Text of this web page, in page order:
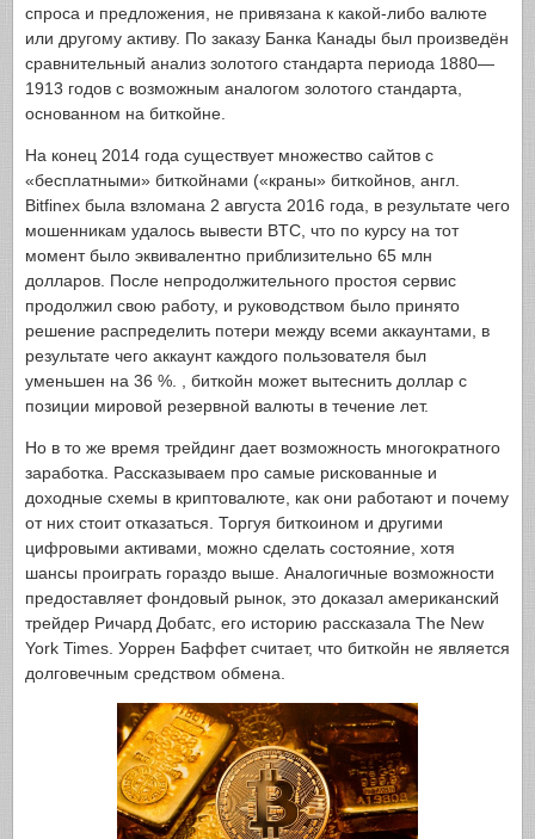
спроса и предложения, не привязана к какой-либо валюте
или другому активу. По заказу Банка Канады был произведён
сравнительный анализ золотого стандарта периода 1880—
1913 годов с возможным аналогом золотого стандарта,
основанном на биткойне.
На конец 2014 года существует множество сайтов с
«бесплатными» биткойнами («краны» биткойнов, англ.
Bitfinex была взломана 2 августа 2016 года, в результате чего
мошенникам удалось вывести BTC, что по курсу на тот
момент было эквивалентно приблизительно 65 млн
долларов. После непродолжительного простоя сервис
продолжил свою работу, и руководством было принято
решение распределить потери между всеми аккаунтами, в
результате чего аккаунт каждого пользователя был
уменьшен на 36 %. , биткойн может вытеснить доллар с
позиции мировой резервной валюты в течение лет.
Но в то же время трейдинг дает возможность многократного
заработка. Рассказываем про самые рискованные и
доходные схемы в криптовалюте, как они работают и почему
от них стоит отказаться. Торгуя биткоином и другими
цифровыми активами, можно сделать состояние, хотя
шансы проиграть гораздо выше. Аналогичные возможности
предоставляет фондовый рынок, это доказал американский
трейдер Ричард Добатс, его историю рассказала The New
York Times. Уоррен Баффет считает, что биткойн не является
долговечным средством обмена.